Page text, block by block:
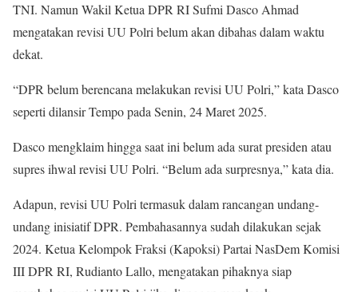
TNI. Namun Wakil Ketua DPR RI Sufmi Dasco Ahmad
mengatakan revisi UU Polri belum akan dibahas dalam waktu
dekat.
“DPR belum berencana melakukan revisi UU Polri,” kata Dasco
seperti dilansir Tempo pada Senin, 24 Maret 2025.
Dasco mengklaim hingga saat ini belum ada surat presiden atau
supres ihwal revisi UU Polri. “Belum ada surpresnya,” kata dia.
Adapun, revisi UU Polri termasuk dalam rancangan undang-
undang inisiatif DPR. Pembahasannya sudah dilakukan sejak
2024. Ketua Kelompok Fraksi (Kapoksi) Partai NasDem Komisi
III DPR RI, Rudianto Lallo, mengatakan pihaknya siap